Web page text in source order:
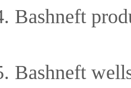
Bashneft
Bashneft